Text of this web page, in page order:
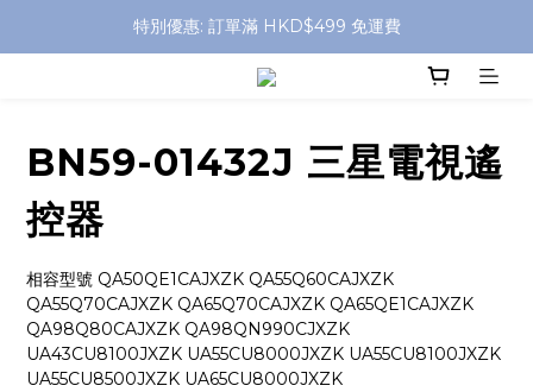
特別優惠: 訂單滿 HKD$499 免運費
特別優惠: 訂單滿 HKD$499 免運費
門店自取 任何消費免運費
BN59-01432J 三星電視遙
控器
相容型號 QA50QE1CAJXZK QA55Q60CAJXZK
QA55Q70CAJXZK QA65Q70CAJXZK QA65QE1CAJXZK
QA98Q80CAJXZK QA98QN990CJXZK
UA43CU8100JXZK UA55CU8000JXZK UA55CU8100JXZK
UA55CU8500JXZK UA65CU8000JXZK